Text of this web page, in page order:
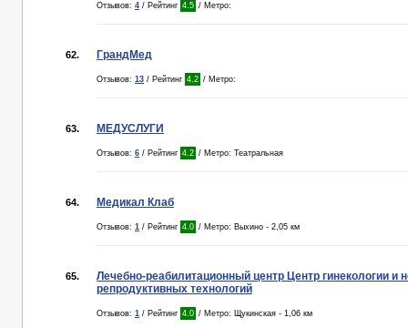
Отзывов: 4 / Рейтинг 4.5 / Метро:
62. ГрандМед
Отзывов: 13 / Рейтинг 4.2 / Метро:
63. МЕДУСЛУГИ
Отзывов: 6 / Рейтинг 4.2 / Метро: Театральная
64. Медикал Клаб
Отзывов: 1 / Рейтинг 4.0 / Метро: Выхино - 2,05 км
65.
Лечебно-реабилитационный центр Центр гинекологии и
репродуктивных технологий
Отзывов: 1 / Рейтинг 4.0 / Метро: Щукинская - 1,06 км